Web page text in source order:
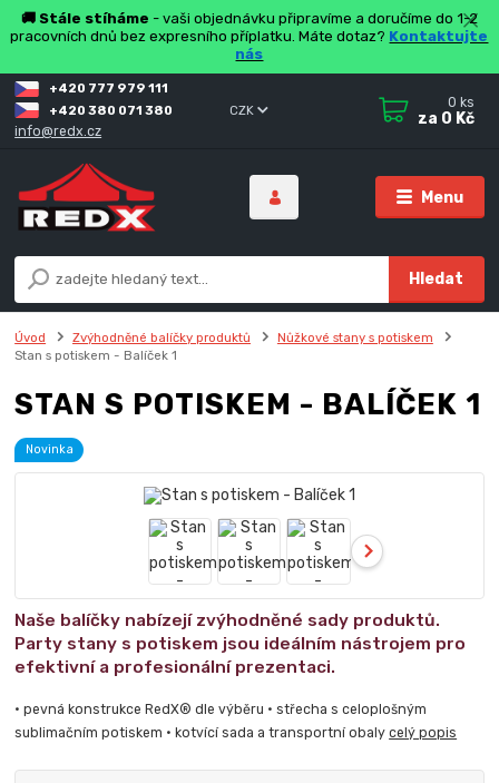
🚚 Stále stíháme - vaši objednávku připravíme a doručíme do 1-2
pracovních dnů bez expresního příplatku. Máte dotaz? Kontaktujte
nás
Menu
CZK
Hledat
+420 777 979 111
+420 380 071 380
info@redx.cz
0 ks
za 0 Kč
Úvod Zvýhodněné balíčky produktů
Nůžkové stany s potiskem
Stan s potiskem - Balíček 1
STAN S POTISKEM - BALÍČEK 1
Novinka
Naše balíčky nabízejí zvýhodněné sady produktů.
Party stany s potiskem jsou ideálním nástrojem pro
efektivní a profesionální prezentaci.
• pevná konstrukce RedX® dle výběru • střecha s celoplošným
sublimačním potiskem • kotvící sada a transportní obalycelý popis